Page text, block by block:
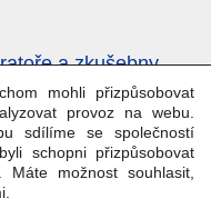
a zkušebny
areálu v
mohli přizpůsobovat
provoz na webu.
sdílíme se společností
schopni přizpůsobovat
možnost souhlasit,